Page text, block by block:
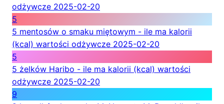
odżywcze 2025-02-20
5
5 mentosów o smaku miętowym - ile ma kalorii
(kcal) wartości odżywcze 2025-02-20
5
5 żelków Haribo - ile ma kalorii (kcal) wartości
odżywcze 2025-02-20
9